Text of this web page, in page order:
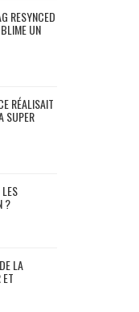
RESYNCED
UN
RÉALISAIT
SUPER
?
LA